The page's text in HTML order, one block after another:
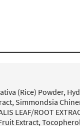
(Rice) Powder,
Simmondsia
LEAF/ROOT
Extract,